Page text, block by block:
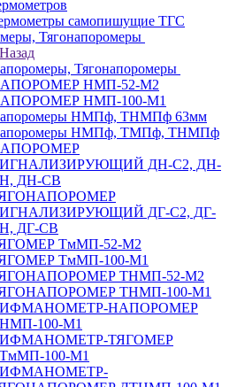
самопишущие ТГС
Тягонапоромеры
Назад
Тягонапоромеры
НМП-52-М2
НМП-100-М1
НМПф, ТНМПф 63мм
НМПф, ТМПф, ТНМПф
ДН-С2, ДН-
ДН-СВ
ДГ-С2, ДГ-
ДГ-СВ
ТмМП-52-М2
ТмМП-100-М1
ТНМП-52-М2
ТНМП-100-М1
НАПОРОМЕР
100-М1
ТЯГОМЕР
100-М1